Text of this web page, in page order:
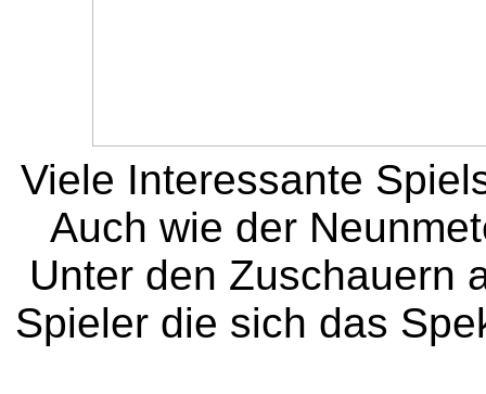
Viele Interessante
Auch wie der
Unter den Zuschauern
Spieler die sich das